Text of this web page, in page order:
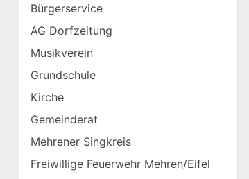
Bürgerservice
AG Dorfzeitung
Musikverein
Grundschule
Kirche
Gemeinderat
Mehrener Singkreis
Freiwillige Feuerwehr Mehren/Eifel